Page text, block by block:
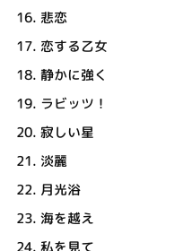
16. 悲恋
17. 恋する乙女
18. 静かに強く
19. ラビッツ！
20. 寂しい星
21. 淡麗
22. 月光浴
23. 海を越え
24. 私を見て